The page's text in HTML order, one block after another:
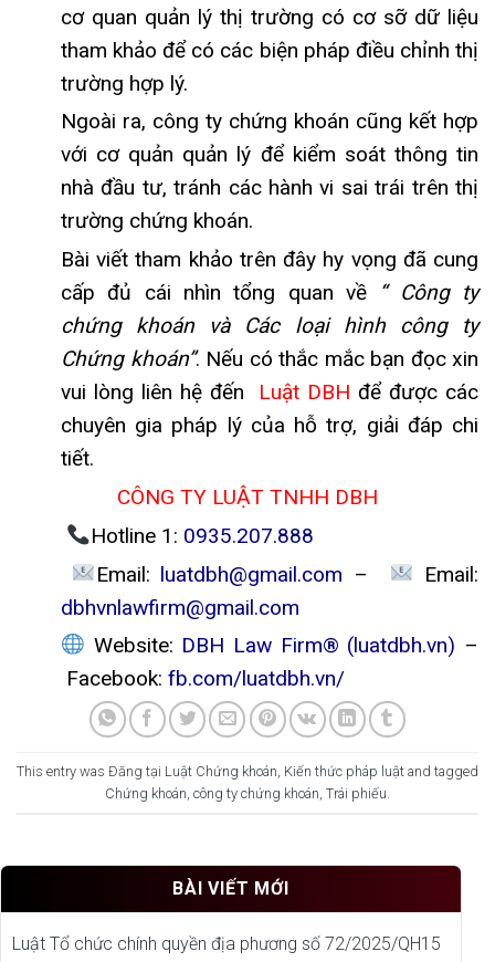
cơ quan quản lý thị trường có cơ sỡ dữ liệu
tham khảo để có các biện pháp điều chỉnh thị
trường hợp lý.
Ngoài ra, công ty chứng khoán cũng kết hợp
với cơ quản quản lý để kiểm soát thông tin
nhà đầu tư, tránh các hành vi sai trái trên thị
trường chứng khoán.
Bài viết tham khảo trên đây hy vọng đã cung
cấp đủ cái nhìn tổng quan về
“ Công ty
chứng khoán và Các loại hình công ty
Chứng khoán”. Nếu có thắc mắc bạn đọc xin
vui lòng liên hệ đến
Luật DBH để được các
chuyên gia pháp lý của hỗ trợ, giải đáp chi
tiết.
CÔNG TY LUẬT TNHH DBH
Hotline 1: 0935.207.888
Email: luatdbh@gmail.com –
Email:
dbhvnlawfirm@gmail.com
Website: DBH Law Firm® (luatdbh.vn) –
Facebook: fb.com/luatdbh.vn/
This entry was Đăng tại Luật Chứng khoán Kiến thức pháp luật and tagged
Chứng khoán công ty chứng khoán Trái phiếu
BÀI VIẾT MỚI
Luật Tổ chức chính quyền địa phương số 72/2025/QH15